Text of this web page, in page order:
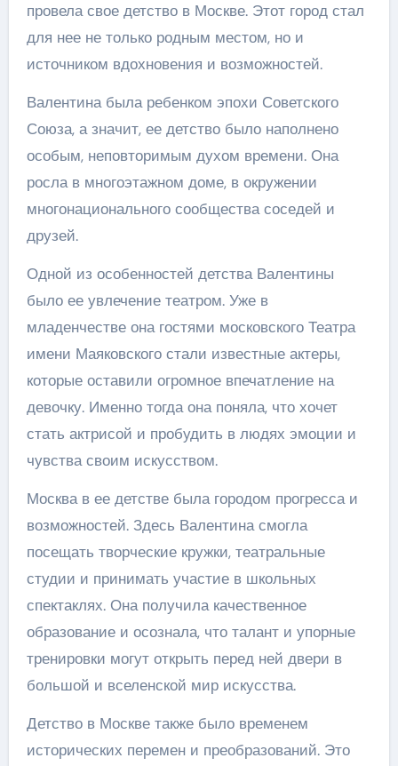
провела свое детство в Москве. Этот город стал
для нее не только родным местом, но и
источником вдохновения и возможностей.
Валентина была ребенком эпохи Советского
Союза, а значит, ее детство было наполнено
особым, неповторимым духом времени. Она
росла в многоэтажном доме, в окружении
многонационального сообщества соседей и
друзей.
Одной из особенностей детства Валентины
было ее увлечение театром. Уже в
младенчестве она гостями московского Театра
имени Маяковского стали известные актеры,
которые оставили огромное впечатление на
девочку. Именно тогда она поняла, что хочет
стать актрисой и пробудить в людях эмоции и
чувства своим искусством.
Москва в ее детстве была городом прогресса и
возможностей. Здесь Валентина смогла
посещать творческие кружки, театральные
студии и принимать участие в школьных
спектаклях. Она получила качественное
образование и осознала, что талант и упорные
тренировки могут открыть перед ней двери в
большой и вселенской мир искусства.
Детство в Москве также было временем
исторических перемен и преобразований. Это